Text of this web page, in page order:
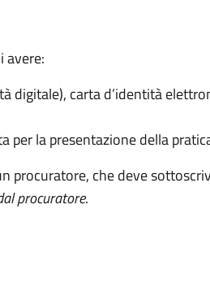
avere:
digitale), carta d’identità
per la presentazione della
procuratore, che deve
procuratore.